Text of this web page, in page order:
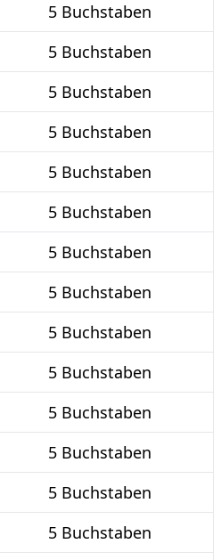
5 Buchstaben
5 Buchstaben
5 Buchstaben
5 Buchstaben
5 Buchstaben
5 Buchstaben
5 Buchstaben
5 Buchstaben
5 Buchstaben
5 Buchstaben
5 Buchstaben
5 Buchstaben
5 Buchstaben
5 Buchstaben